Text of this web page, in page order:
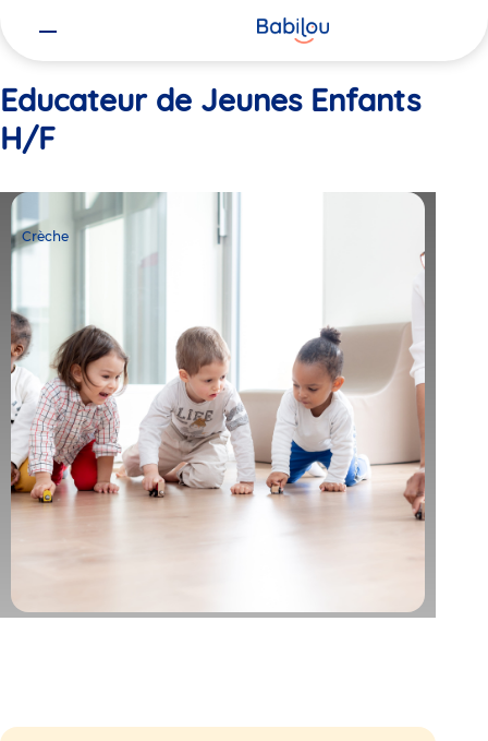
Educateur de Jeunes Enfants
H/F
Crèche
Babilou
Gervais
Margueron
Crèche